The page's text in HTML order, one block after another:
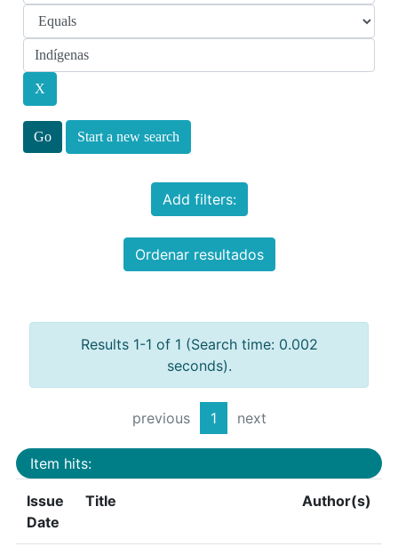
Start a new search
Add filters:
Ordenar resultados
Results 1-1 of 1 (Search time: 0.002
seconds).
previous 1 next
Item hits:
Issue
Date
Title Author(s)